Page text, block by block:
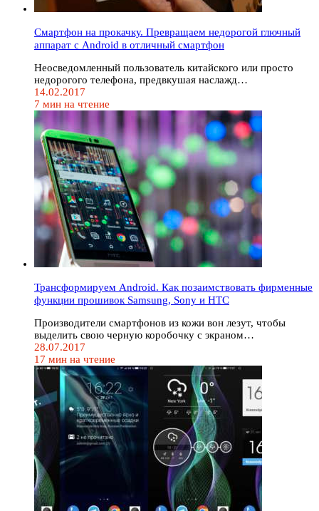
Смартфон на прокачку. Превращаем недорогой глючный
аппарат с Android в отличный смартфон
Неосведомленный пользователь китайского или просто
недорогого телефона, предвкушая наслажд…
14.02.2017
7 мин на чтение
Трансформируем Android. Как позаимствовать фирменные
функции прошивок Samsung, Sony и HTC
Производители смартфонов из кожи вон лезут, чтобы
выделить свою черную коробочку с экраном…
28.07.2017
17 мин на чтение